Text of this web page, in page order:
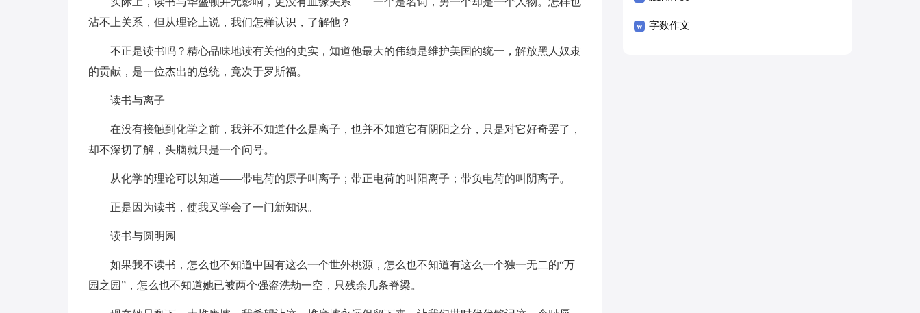
沾不上关系，但从理论上说，我们怎样认识，了解他？
不正是读书吗？精心品味地读有关他的史实，知道他最大的伟绩是维护美国的统一，解放黑人奴隶
的贡献，是一位杰出的总统，竟次于罗斯福。
读书与离子
在没有接触到化学之前，我并不知道什么是离子，也并不知道它有阴阳之分，只是对它好奇罢了，
却不深切了解，头脑就只是一个问号。
从化学的理论可以知道——带电荷的原子叫离子；带正电荷的叫阳离子；带负电荷的叫阴离子。
正是因为读书，使我又学会了一门新知识。
读书与圆明园
如果我不读书，怎么也不知道中国有这么一个世外桃源，怎么也不知道有这么一个独一无二的“万
园之园”，怎么也不知道她已被两个强盗洗劫一空，只残余几条脊梁。
字数作文